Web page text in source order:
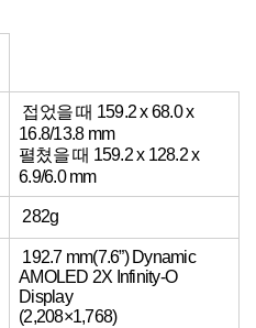
접었을 때 159.2 x 68.0 x
16.8/13.8 mm
펼쳤을 때 159.2 x 128.2 x
6.9/6.0 mm
282g
192.7 mm(7.6”) Dynamic
AMOLED 2X Infinity-O
Display
(2,208×1,768)